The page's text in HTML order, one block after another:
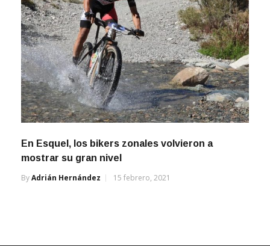
En Esquel, los bikers zonales volvieron a
mostrar su gran nivel
ByAdrián Hernández 15 febrero, 2021